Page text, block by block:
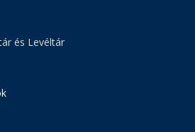
és Levéltár